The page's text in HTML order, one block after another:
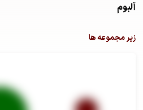
آلبوم
زیر مجموعه ها